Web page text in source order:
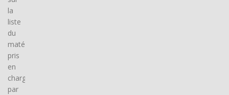
la
liste
du
matériel
pris
en
charge
par